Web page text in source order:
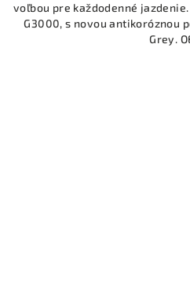
voľbou pre každodenné
G3000, s novou antikoróznou
Grey.